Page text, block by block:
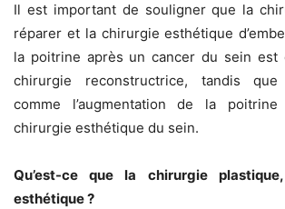
Il est important de souligner que la
réparer et la chirurgie esthétique
la poitrine après un cancer du sein
chirurgie reconstructrice, tandis
comme l’augmentation de la
chirurgie esthétique du sein.
Qu’est-ce que la chirurgie
esthétique ?